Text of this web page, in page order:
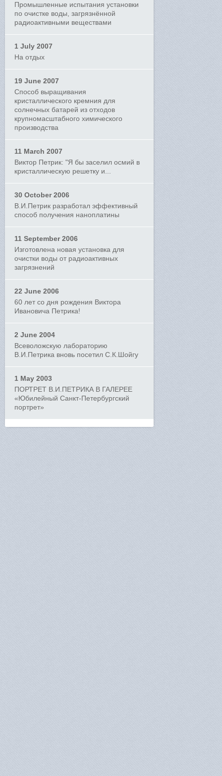
Промышленные испытания установки
по очистке воды, загрязнённой
радиоактивными веществами
1 July 2007
На отдых
19 June 2007
Способ выращивания
кристаллического кремния для
солнечных батарей из отходов
крупномасштабного химического
производства
11 March 2007
Виктор Петрик: "Я бы заселил осмий в
кристаллическую решетку и...
30 October 2006
В.И.Петрик разработал эффективный
способ получения наноплатины
11 September 2006
Изготовлена новая установка для
очистки воды от радиоактивных
загрязнений
22 June 2006
60 лет со дня рождения Виктора
Ивановича Петрика!
2 June 2004
Всеволожскую лабораторию
В.И.Петрика вновь посетил С.К.Шойгу
1 May 2003
ПОРТРЕТ В.И.ПЕТРИКА В ГАЛЕРЕЕ
«Юбилейный Санкт-Петербургский
портрет»